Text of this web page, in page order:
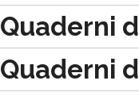
Quaderni
Quaderni